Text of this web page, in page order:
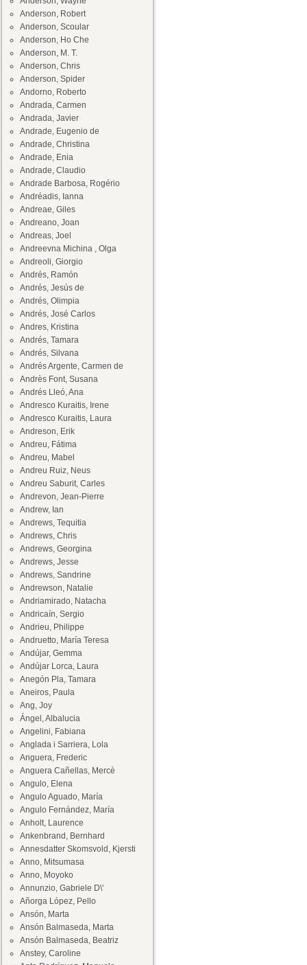
Anderson, Robert
Anderson, Scoular
Anderson, Ho Che
Anderson, M. T.
Anderson, Chris
Anderson, Spider
Andorno, Roberto
Andrada, Carmen
Andrada, Javier
Andrade, Eugenio de
Andrade, Christina
Andrade, Enia
Andrade, Claudio
Andrade Barbosa, Rogério
Andréadis, Ianna
Andreae, Giles
Andreano, Joan
Andreas, Joel
Andreevna Michina , Olga
Andreoli, Giorgio
Andrés, Ramón
Andrés, Jesús de
Andrés, Olimpia
Andrés, José Carlos
Andres, Kristina
Andrés, Tamara
Andrés, Silvana
Andrés Argente, Carmen de
Andrès Font, Susana
Andrés Lleó, Ana
Andresco Kuraitis, Irene
Andresco Kuraitis, Laura
Andreson, Erik
Andreu, Fátima
Andreu, Mabel
Andreu Ruiz, Neus
Andreu Saburit, Carles
Andrevon, Jean-Pierre
Andrew, Ian
Andrews, Tequitia
Andrews, Chris
Andrews, Georgina
Andrews, Jesse
Andrews, Sandrine
Andrewson, Natalie
Andriamirado, Natacha
Andricaín, Sergio
Andrieu, Philippe
Andruetto, María Teresa
Andújar, Gemma
Andújar Lorca, Laura
Anegón Pla, Tamara
Aneiros, Paula
Ang, Joy
Ángel, Albalucia
Angelini, Fabiana
Anglada i Sarriera, Lola
Anguera, Frederic
Anguera Cañellas, Mercè
Angulo, Elena
Angulo Aguado, María
Angulo Fernández, María
Anholt, Laurence
Ankenbrand, Bernhard
Annesdatter Skomsvold, Kjersti
Anno, Mitsumasa
Anno, Moyoko
Annunzio, Gabriele D\'
Añorga López, Pello
Ansón, Marta
Ansón Balmaseda, Marta
Ansón Balmaseda, Beatriz
Anstey, Caroline